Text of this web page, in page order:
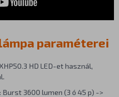
paraméterei
HD LED-et használ,
3600 lumen (3 ó 45 p) ->